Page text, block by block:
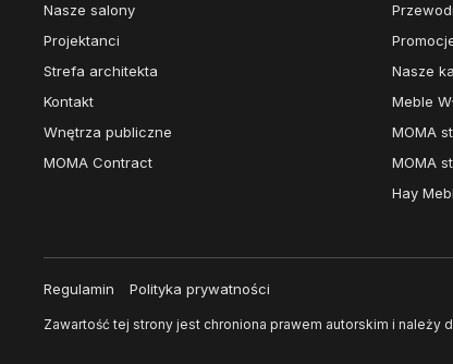
Nasze salony
Projektanci
Strefa architekta
Kontakt
Wnętrza publiczne
MOMA Contract
Nasze
Meble
MOMA
MOMA
Hay
Regulamin Polityka prywatności
Zawartość tej strony jest chroniona prawem autorskim i należy